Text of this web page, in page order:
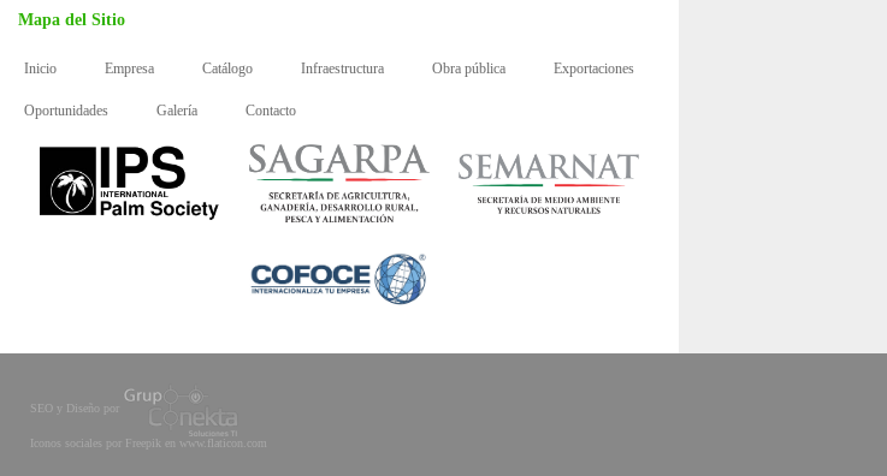
Mapa del Sitio
Inicio Empresa Catálogo Infraestructura Obra pública Exportaciones
Oportunidades Galería Contacto
SEO y Diseño por
Iconos sociales por Freepik en www.flaticon.com